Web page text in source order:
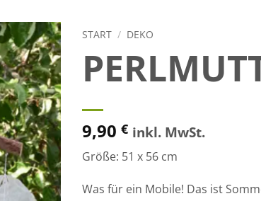
START / DEKO
9,90 € inkl. MwSt.
Größe: 51 x 56 cm
Was für ein Mobile! Das ist